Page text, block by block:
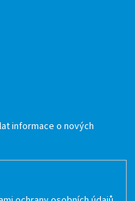
informace o nových